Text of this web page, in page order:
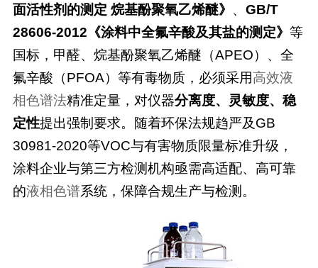
面活性剂的测定 烷基酚聚氧乙烯醚》 、 GB/T
28606-2012《涂料中全氟辛酸及其盐的测定》 等
国标，甲醛、烷基酚聚氧乙烯醚（APEO）、全
氟辛酸（PFOA）等有毒物质，必须采用高效液
相色谱法精准定量，对仪器分离度、灵敏度、稳
定性提出强制要求。随着环保法规趋严及GB
30981-2020等VOC与有害物质限量标准升级，
涂料企业与第三方检测机构亟需高适配、高可靠
的液相色谱系统，保障合规生产与检测。